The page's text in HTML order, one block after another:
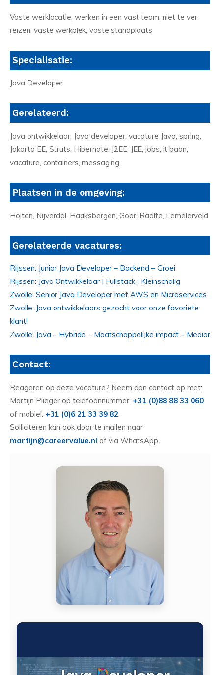
Vaste werklocatie, werken in een vast team, niet te ver
reizen, vaste werkplek, vaste standplaats
Specialisatie:
Java Developer
Gerelateerd:
Java ontwikkelaar, Java developer, vacature Java, spring,
Jakarta EE, Struts, Hibernate, J2EE, JEE, jobs, it baan,
vacature, containers, messaging
Plaatsen in de omgeving:
Holten, Nijverdal, Haaksbergen, Goor, Raalte, Lemelerveld
Gerelateerde vacatures:
Rijssen: Junior Java Developer – Backend – Groei
Rijssen: Java Ontwikkelaar | Fullstack | Kleinschalig
Zwolle: Senior Java Developer met AWS en Microservices
Zwolle: Java ontwikkelaars gezocht voor onze favoriete
klant!
Zwolle: Java – Hybride – Maatschappelijke impact – Medior
Contact:
Reageren op deze vacature? Neem dan contact op met:
Martijn Plieger op telefoonnummer: +31 (0)88 88 33 060
of mobiel: +31 (0)6 21 33 39 82.
Solliciteren kan ook door te mailen naar
martijn@careervalue.nl of via WhatsApp.